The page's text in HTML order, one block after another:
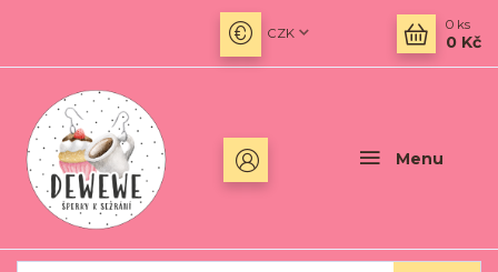
Menu
CZK
0 ks
0 Kč